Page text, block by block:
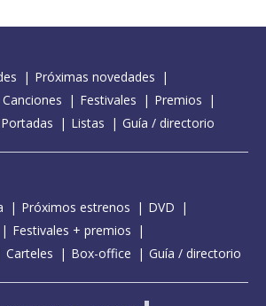
Próximas novedades
Canciones Festivales
Premios
Portadas Listas Guía / directorio
Próximos estrenos
DVD
Festivales + premios
Carteles Box-office Guía / directorio